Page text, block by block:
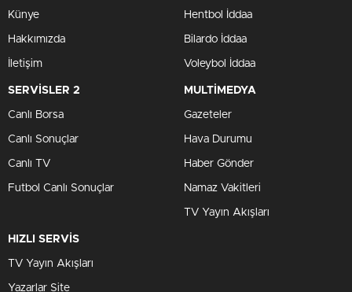
Künye
Hakkımızda
İletişim
Hentbol İddaa
Bilardo İddaa
Voleybol İddaa
SERVİSLER 2
Canlı Borsa
Canlı Sonuçlar
Canlı TV
Futbol Canlı Sonuçlar
MULTİMEDYA
Gazeteler
Hava Durumu
Haber Gönder
Namaz Vakitleri
TV Yayın Akışları
HIZLI SERVİS
TV Yayın Akışları
Yazarlar Site